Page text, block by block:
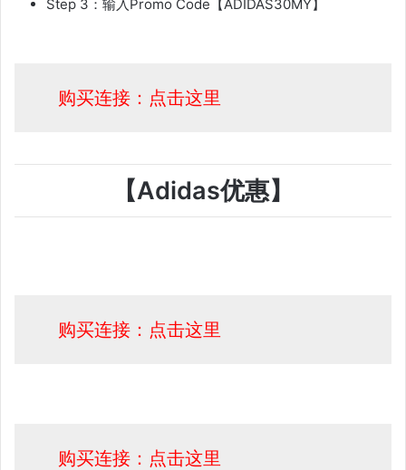
Step 3：输入Promo Code【ADIDAS30MY】
购买连接：点击这里
【Adidas优惠】
购买连接：点击这里
购买连接：点击这里